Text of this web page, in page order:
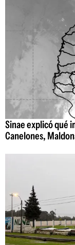
Sinae explicó qué
Canelones,